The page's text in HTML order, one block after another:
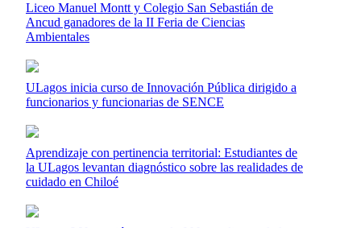
Liceo Manuel Montt y Colegio San Sebastián de
Ancud ganadores de la II Feria de Ciencias
Ambientales
ULagos inicia curso de Innovación Pública dirigido a
funcionarios y funcionarias de SENCE
Aprendizaje con pertinencia territorial: Estudiantes de
la ULagos levantan diagnóstico sobre las realidades de
cuidado en Chiloé